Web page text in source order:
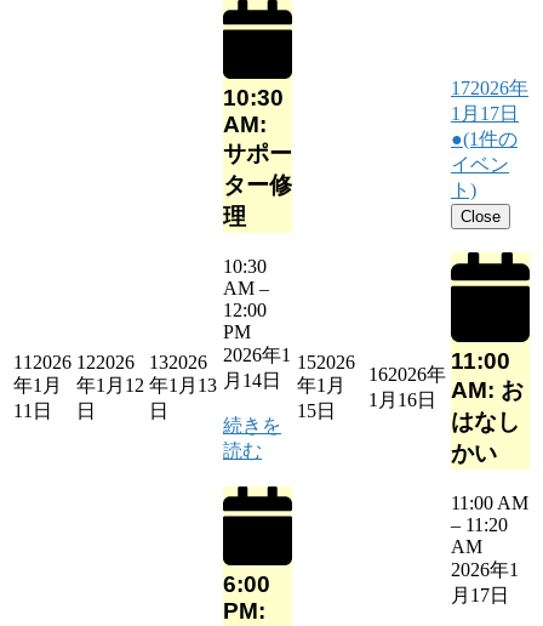
11 2026
年1月
11日
122026
年1月12
日
132026
年1月13
日
10:30
AM:
サポー
ター修
理
10:30
AM –
12:00
PM
2026年1
月14日
続きを
読む
6:00
PM:
152026
年1月
15日
162026年
1月16日
172026年
1月17日
●(1件の
イベン
ト)
Close
11:00
AM: お
はなし
かい
11:00 AM
– 11:20
AM
2026年1
月17日